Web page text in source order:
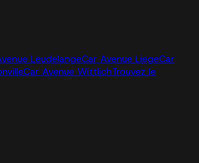
LeudelangeCar Avenue LiegeCar
Car Avenue WittlichTrouvez le